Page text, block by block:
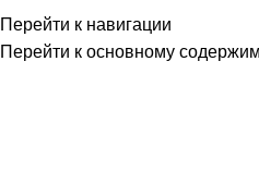
Перейти к навигации
Перейти к основному